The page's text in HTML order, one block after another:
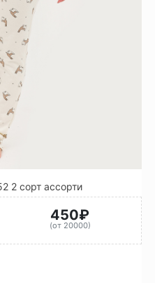
2 сорт ассорти
450₽
(от 20000)